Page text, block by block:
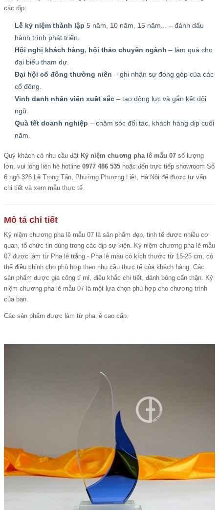
các dịp:
Lễ kỷ niệm thành lập 5 năm, 10 năm, 15 năm... – đánh dấu
hành trình phát triển.
Hội nghị khách hàng, hội thảo chuyên ngành – làm quà cho
đại biểu tham dự.
Đại hội cổ đông thường niên – ghi nhận sự đóng góp của các
cổ đông.
Vinh danh nhân viên xuất sắc – tạo động lực và gắn kết đội
ngũ.
Quà tết doanh nghiệp – chăm sóc đối tác, khách hàng dịp cuối
năm.
Quý khách có nhu cầu đặt Kỷ niệm chương pha lê mẫu 07 số lượng
lớn, vui lòng liên hệ hotline 0977 486 535 hoặc đến trực tiếp showroom Số
6 ngõ 326 Lê Trọng Tấn, Phường Phương Liệt, Hà Nội để được tư vấn
chi tiết và xem mẫu thực tế.
Mô tả chi tiết
Kỷ niệm chương pha lê mẫu 07 là sản phẩm đẹp, tinh tế được nhiều cơ
quan, tổ chức tin dùng trong các dịp sự kiện. Kỷ niệm chương pha lê mẫu
07 được làm từ Pha lê trắng - Pha lê màu có kích thước từ 15-25 cm, có
thể điều chỉnh cho phù hợp theo nhu cầu thực tế của khách hàng. Các
sản phẩm được gia công tỉ mỉ, điêu khắc chi tiết, đánh bóng cẩn thận. Kỷ
niệm chương pha lê mẫu 07 là một lựa chọn phù hợp cho chương trình
của bạn.
Các sản phẩm được làm từ pha lê cao cấp.